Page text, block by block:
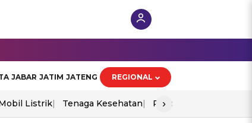
JABAR JATIM JATENG REGIONAL
Listrik Tenaga Kesehatan Piala Aff 2026
›